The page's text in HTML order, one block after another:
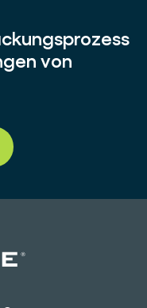
von